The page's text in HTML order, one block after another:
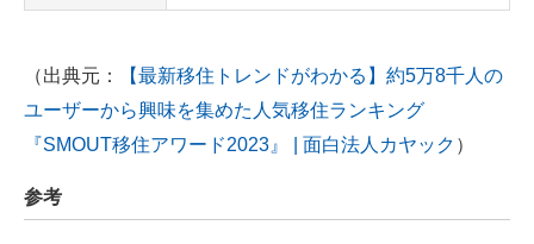
（出典元：
【最新移住トレンドがわかる】約5万8千人の
ユーザーから興味を集めた人気移住ランキング
『SMOUT移住アワード2023』 | 面白法人カヤック ）
参考